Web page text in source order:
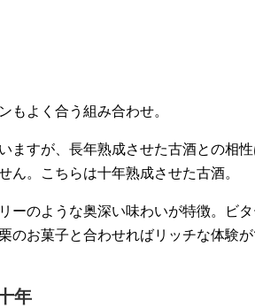
もよく合う組み合わせ。
ますが、長年熟成させた古酒との相
ん。こちらは十年熟成させた古酒。
ーのような奥深い味わいが特徴。ビ
のお菓子と合わせればリッチな体験
年